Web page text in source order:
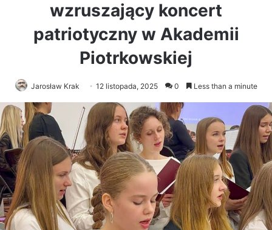
wzruszający koncert
patriotyczny w Akademii
Piotrkowskiej
Jarosław Krak 12 listopada, 2025 0 Less than a minute